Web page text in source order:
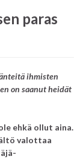
paras
ihmisten
on saanut heidät
ehkä ollut aina.
valottaa